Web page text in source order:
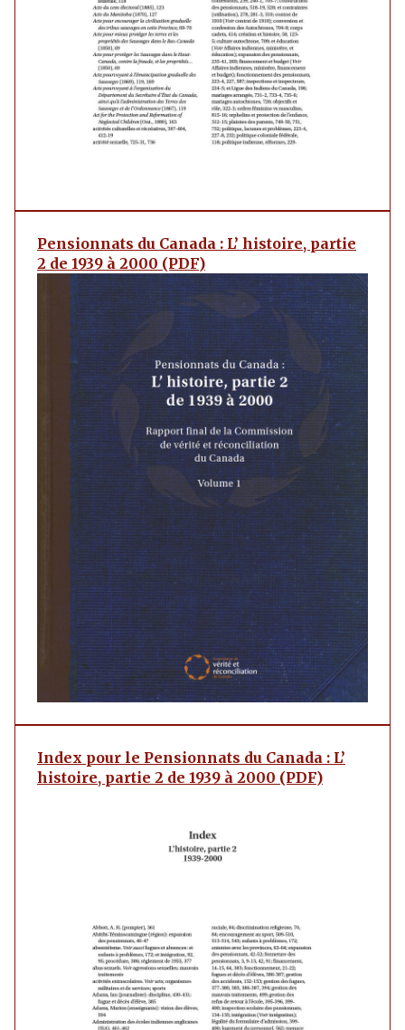
Pensionnats du Canada : L’ histoire, partie
2 de 1939 à 2000 (PDF)
Index pour le Pensionnats du Canada : L’
histoire, partie 2 de 1939 à 2000 (PDF)